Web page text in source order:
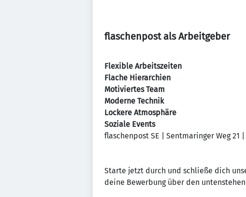
flaschenpost als Arbeitgeber
Flexible Arbeitszeiten
Flache Hierarchien
Motiviertes Team
Moderne Technik
Lockere Atmosphäre
Soziale Events
flaschenpost SE | Sentmaringer Weg 21 |
Starte jetzt durch und schließe dich
deine Bewerbung über den